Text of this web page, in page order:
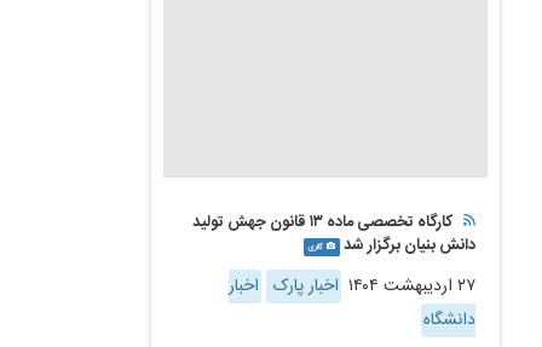
کارگاه تخصصی ماده ۱۳ قانون جهش تولید
دانش بنیان برگزار شد
گالری
۲۷ اردیبهشت ۱۴۰۴ اخبار پارک اخبار
دانشگاه